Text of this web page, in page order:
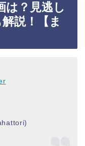
は？見逃し
説！【ま